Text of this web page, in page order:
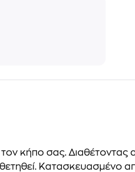
κήπο σας. Διαθέτοντας
Κατασκευασμένο